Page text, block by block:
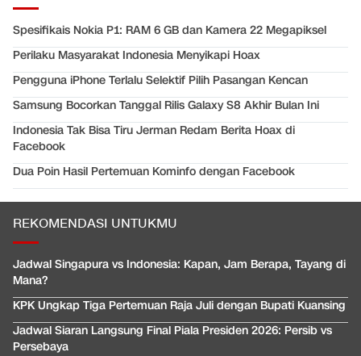
Spesifikais Nokia P1: RAM 6 GB dan Kamera 22 Megapiksel
Perilaku Masyarakat Indonesia Menyikapi Hoax
Pengguna iPhone Terlalu Selektif Pilih Pasangan Kencan
Samsung Bocorkan Tanggal Rilis Galaxy S8 Akhir Bulan Ini
Indonesia Tak Bisa Tiru Jerman Redam Berita Hoax di
Facebook
Dua Poin Hasil Pertemuan Kominfo dengan Facebook
REKOMENDASI UNTUKMU
Jadwal Singapura vs Indonesia: Kapan, Jam Berapa, Tayang di
Mana?
KPK Ungkap Tiga Pertemuan Raja Juli dengan Bupati Kuansing
Jadwal Siaran Langsung Final Piala Presiden 2026: Persib vs
Persebaya